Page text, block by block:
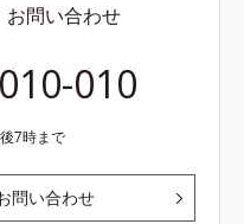
お問い合わせ
010
7時まで
問い合わせ